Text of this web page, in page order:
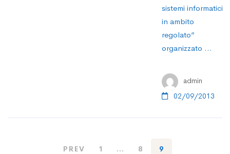
sistemi informatici
in ambito
regolato”
organizzato …
admin
02/09/2013
PREV 1 … 8 9